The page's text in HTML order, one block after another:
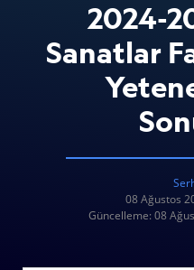
2024-
Sanatlar
08 Ağustos
Güncelleme: 08